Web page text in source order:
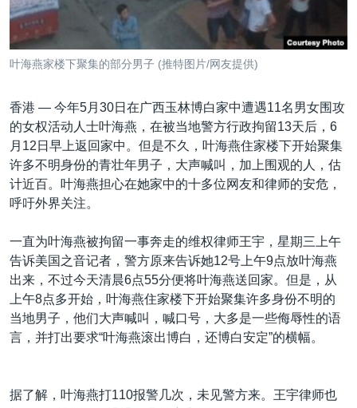
全球议题
环境
美国建国250周年
埃博拉疫情
重要讲话与声明
台海两岸关系
南中国海争端
关注西藏
GEN Z 看美国
关注我们
其他语言网站
叶海燕家楼下聚集的部分男子 (推特图片/网友提供)
香港 — 今年5月30日在广西玉林博白家中遭遇11名男女围攻
的女权活动人士叶海燕，在被当地警方行政拘留13天后，6
月12日早上返回家中。但是不久，叶海燕住家楼下开始聚集
许多不明身份的青壮年男子，大声喊叫，加上围观的人，估
计近百。叶海燕担心在她家中的十多位网友和律师的安危，
呼吁外界关注。
一直为叶海燕被拘留一事奔走的维权律师王宇，星期三上午
告诉美国之音记者，警方原来告诉她12号上午9点放叶海燕
出来，不过今天清晨6点55分便将叶海燕送回家。但是，从
上午8点多开始，叶海燕住家楼下开始聚集许多身份不明的
当地男子，他们大声喊叫，喊口号，大多是一些侮辱性的语
言，并打出要求“叶海燕滚出博白，还博白安定”的横幅。
据了解，叶海燕打110报警几次，未见警方来。王宇律师也